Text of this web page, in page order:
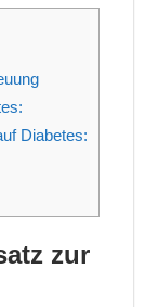
Diabetes:
zur